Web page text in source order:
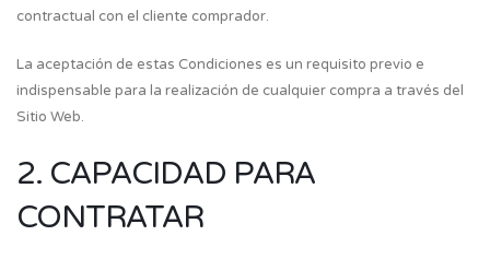
contractual con el cliente comprador.
La aceptación de estas Condiciones es un requisito previo e
indispensable para la realización de cualquier compra a través del
Sitio Web.
2. CAPACIDAD PARA
CONTRATAR